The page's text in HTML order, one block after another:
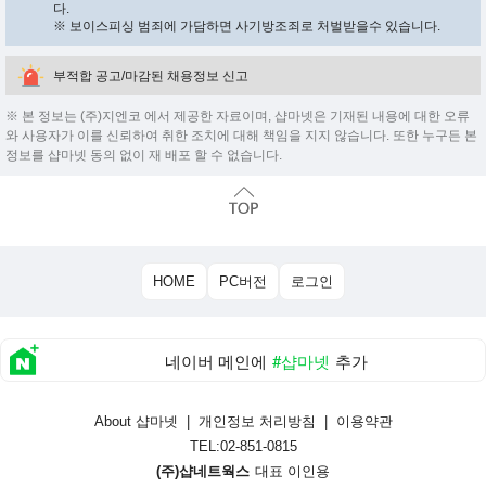
다.
※ 보이스피싱 범죄에 가담하면 사기방조죄로 처벌받을수 있습니다.
부적합 공고/마감된 채용정보 신고
※ 본 정보는 (주)지엔코 에서 제공한 자료이며, 샵마넷은 기재된 내용에 대한 오류
와 사용자가 이를 신뢰하여 취한 조치에 대해 책임을 지지 않습니다. 또한 누구든 본
정보를 샵마넷 동의 없이 재 배포 할 수 없습니다.
HOME PC버전 로그인
네이버 메인에 #샵마넷 추가
About 샵마넷 개인정보 처리방침
이용약관
TEL:02-851-0815
(주)샵네트웍스 대표 이인용